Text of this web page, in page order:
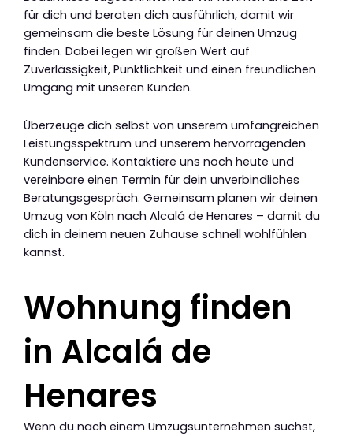
für dich und beraten dich ausführlich, damit wir
gemeinsam die beste Lösung für deinen Umzug
finden. Dabei legen wir großen Wert auf
Zuverlässigkeit, Pünktlichkeit und einen freundlichen
Umgang mit unseren Kunden.
Überzeuge dich selbst von unserem umfangreichen
Leistungsspektrum und unserem hervorragenden
Kundenservice. Kontaktiere uns noch heute und
vereinbare einen Termin für dein unverbindliches
Beratungsgespräch. Gemeinsam planen wir deinen
Umzug von Köln nach Alcalá de Henares – damit du
dich in deinem neuen Zuhause schnell wohlfühlen
kannst.
Wohnung finden
in Alcalá de
Henares
Wenn du nach einem Umzugsunternehmen suchst,